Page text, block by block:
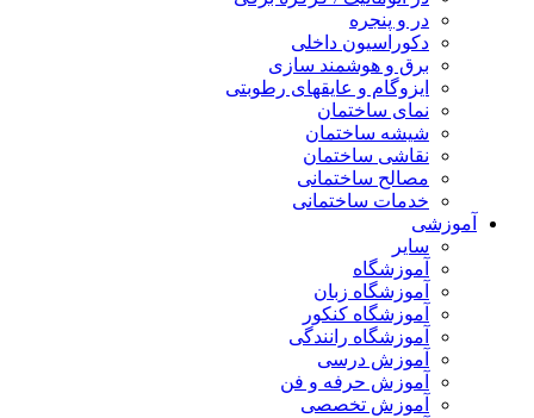
در و پنجره
دکوراسیون داخلی
برق و هوشمند سازی
ایزوگام و عایقهای رطوبتی
نمای ساختمان
شیشه ساختمان
نقاشی ساختمان
مصالح ساختمانی
خدمات ساختمانی
آموزشی
سایر
آموزشگاه
آموزشگاه زبان
آموزشگاه کنکور
آموزشگاه رانندگی
آموزش درسی
آموزش حرفه و فن
آموزش تخصصی